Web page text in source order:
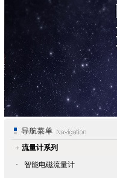
流量计系列
·
智能电磁流量计